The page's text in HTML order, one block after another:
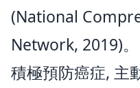
(National
Network, 2019)。
積極預防癌症, 主